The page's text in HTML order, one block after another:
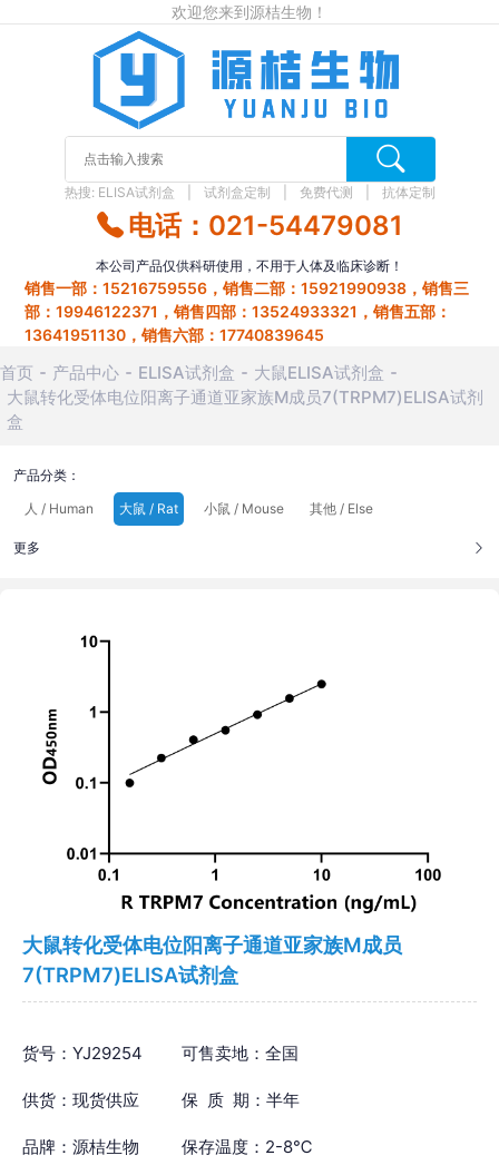
欢迎您来到源桔生物！
热搜: ELISA试剂盒 试剂盒定制 免费代测 抗体定制
电话：021-54479081
本公司产品仅供科研使用，不用于人体及临床诊断！
销售一部：15216759556，销售二部：15921990938，销售三
部：19946122371，销售四部：13524933321，销售五部：
13641951130，销售六部：17740839645
首页 产品中心 ELISA试剂盒
大鼠ELISA试剂盒
大鼠转化受体电位阳离子通道亚家族M成员7(TRPM7)ELISA试剂
盒
产品分类：
人 / Human
大鼠 / Rat 小鼠 / Mouse 其他 / Else
更多
大鼠转化受体电位阳离子通道亚家族M成员
7(TRPM7)ELISA试剂盒
货号：YJ29254 可售卖地：全国
供货：现货供应 保 质 期：半年
品牌：源桔生物 保存温度：2-8℃